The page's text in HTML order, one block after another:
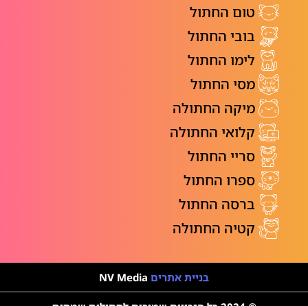
טום החתול
בובי החתול
לימו החתול
מסי החתול
מיקה החתולה
קלואי החתולה
סריי החתול
ספרו החתול
ברסה החתול
קטיה החתולה
בניית אתרים